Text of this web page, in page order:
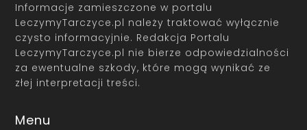
Informacje zamieszczone w portalu
LeczymyTarczyce.pl należy traktować wyłącznie
czysto informacyjnie. Redakcja Portalu
LeczymyTarczyce.pl nie bierze odpowiedzialności
za ewentualne szkody, które mogą wynikać ze
złej interpretacji treści.
Menu